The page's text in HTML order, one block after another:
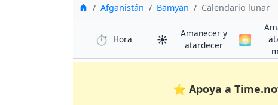
InicioAfganistán Bāmyān Calendario lunar
⏱️ Hora en Bāmyān
☀️
Amanecer y
atardeceren Bāmyān
🌅
⭐ Apoya a